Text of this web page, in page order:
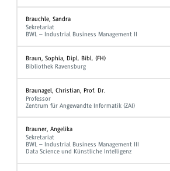
Brauchle, Sandra
Sekretariat
BWL – Industrial Business Management II
Braun, Sophia, Dipl. Bibl. (FH)
Bibliothek Ravensburg
Braunagel, Christian, Prof. Dr.
Professor
Zentrum für Angewandte Informatik (ZAI)
Brauner, Angelika
Sekretariat
BWL – Industrial Business Management III
Data Science und Künstliche Intelligenz